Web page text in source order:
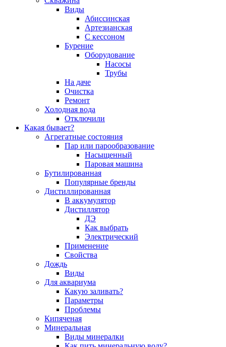
Виды
Абиссинская
Артезианская
С кессоном
Бурение
Оборудование
Насосы
Трубы
На даче
Очистка
Ремонт
Холодная вода
Отключили
Какая бывает?
Агрегатные состояния
Пар или парообразование
Насыщенный
Паровая машина
Бутилированная
Популярные бренды
Дистиллированная
В аккумулятор
Дистиллятор
ДЭ
Как выбрать
Электрический
Применение
Свойства
Дождь
Виды
Для аквариума
Какую заливать?
Параметры
Проблемы
Кипяченая
Минеральная
Виды минералки